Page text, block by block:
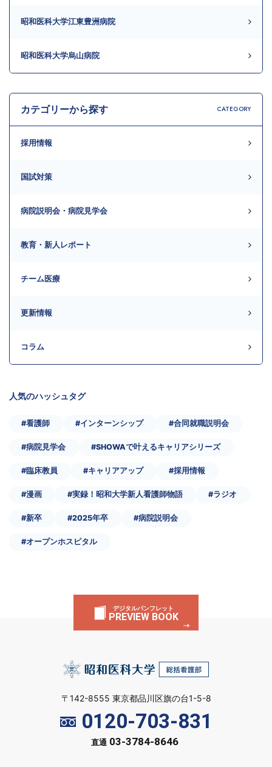
昭和医科大学江東豊洲病院
昭和医科大学烏山病院
カテゴリーから探す CATEGORY
採用情報
国試対策
病院説明会・病院見学会
教育・新人レポート
チーム医療
更新情報
コラム
人気のハッシュタグ
#看護師 #インターンシップ #合同就職説明会
#病院見学会 #SHOWAで叶えるキャリアシリーズ
#臨床教員 #キャリアアップ #採用情報
#漫画 #実録！昭和大学新人看護師物語 #ラジオ
#新卒 #2025年卒 #病院説明会
#オープンホスピタル
デジタルパンフレット
PREVIEW BOOK
〒142-8555 東京都品川区旗の台1-5-8
0120-703-831
直通 03-3784-8646